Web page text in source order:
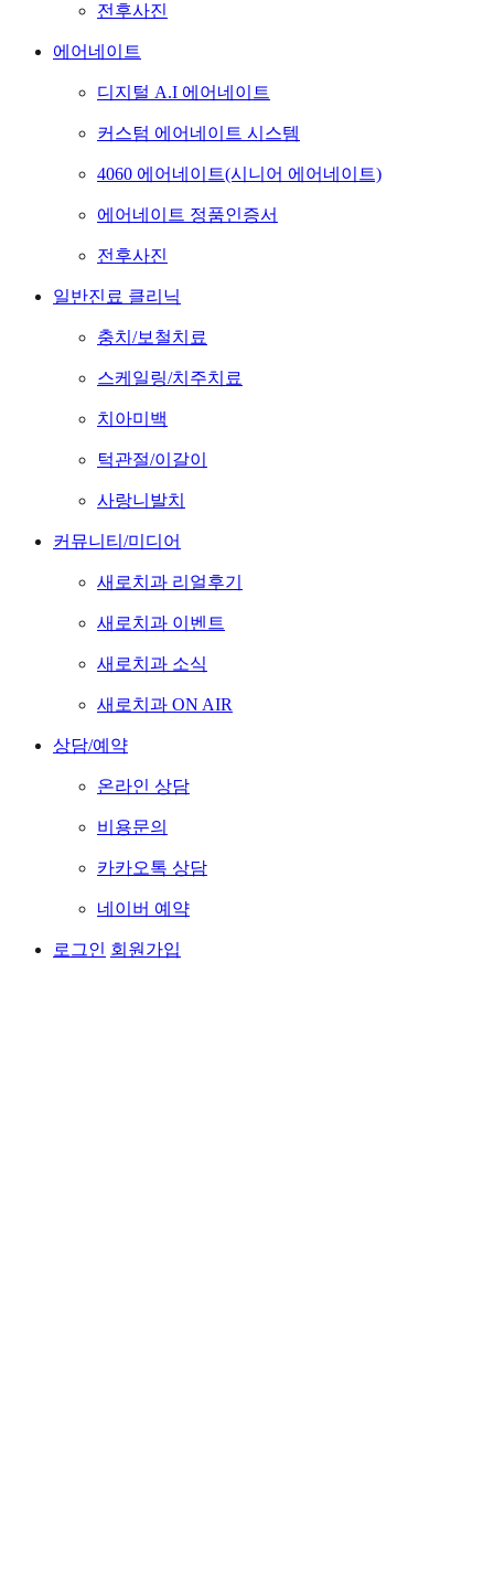
전후사진
에어네이트
디지털 A.I 에어네이트
커스텀 에어네이트 시스템
4060 에어네이트(시니어 에어네이트)
에어네이트 정품인증서
전후사진
일반진료 클리닉
충치/보철치료
스케일링/치주치료
치아미백
턱관절/이갈이
사랑니발치
커뮤니티/미디어
새로치과 리얼후기
새로치과 이벤트
새로치과 소식
새로치과 ON AIR
상담/예약
온라인 상담
비용문의
카카오톡 상담
네이버 예약
로그인 회원가입